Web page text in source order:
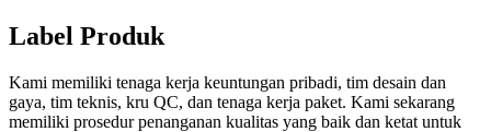
Label Produk
Kami memiliki tenaga kerja keuntungan pribadi, tim desain dan
gaya, tim teknis, kru QC, dan tenaga kerja paket. Kami sekarang
memiliki prosedur penanganan kualitas yang baik dan ketat untuk